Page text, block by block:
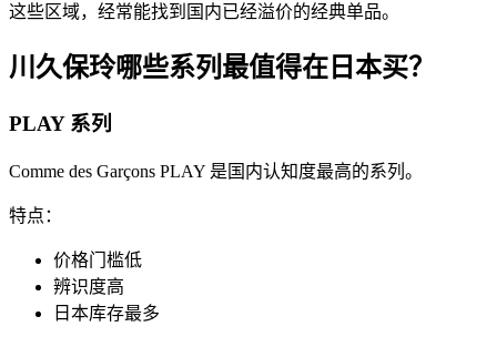
这些区域，经常能找到国内已经溢价的经典单品。
川久保玲哪些系列最值得在日本买？
PLAY 系列
Comme des Garçons PLAY 是国内认知度最高的系列。
特点：
价格门槛低
辨识度高
日本库存最多